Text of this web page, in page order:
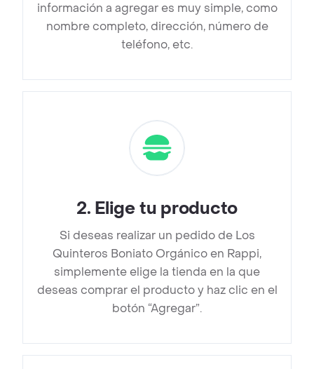
información a agregar es muy simple, como
nombre completo, dirección, número de
teléfono, etc.
2. Elige tu producto
Si deseas realizar un pedido de Los
Quinteros Boniato Orgánico en Rappi,
simplemente elige la tienda en la que
deseas comprar el producto y haz clic en el
botón “Agregar”.